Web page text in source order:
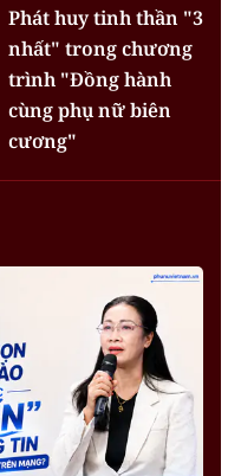
Phát huy tinh thần "3
nhất" trong chương
trình "Đồng hành
cùng phụ nữ biên
cương"